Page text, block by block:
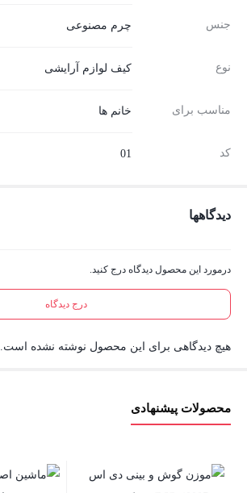
جنس چرم مصنوعی
نوع کیف لوازم آرایشی
مناسب برای خانم ها
کد 01
دیدگاهها
درمورد این محصول دیدگاه درج کنید.
درج دیدگاه
هیچ دیدگاهی برای این محصول نوشته نشده است.
محصولات پیشنهادی